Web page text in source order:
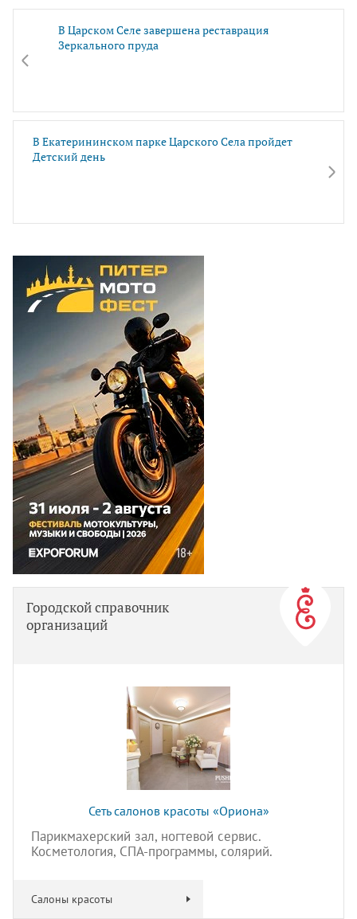
В Царском Селе завершена реставрация
Зеркального пруда
В Екатерининском парке Царского Села пройдет
Детский день
Городской справочник
организаций
Сеть салонов красоты «Ориона»
Парикмахерский зал, ногтевой сервис.
Косметология, СПА-программы, солярий.
Салоны красоты